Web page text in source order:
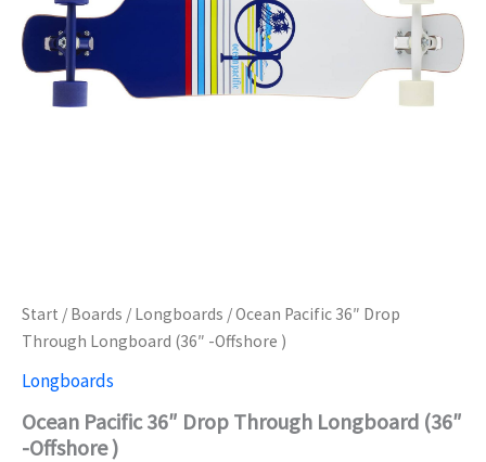
Start / Boards / Longboards / Ocean Pacific 36″ Drop
Through Longboard (36″ -Offshore )
Longboards
Ocean Pacific 36″ Drop Through Longboard (36″
-Offshore )